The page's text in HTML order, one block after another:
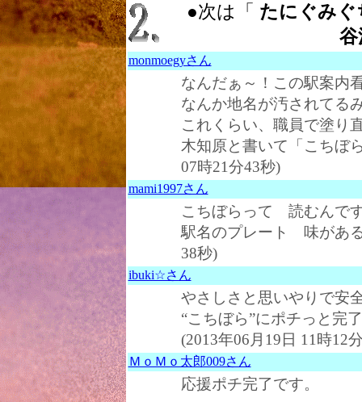
●次は「 たにぐみぐ
谷
monmoegyさん
なんだぁ～！この駅案内
なんか地名が汚されてる
これくらい、職員で塗り
木知原と書いて「こちぼ
07時21分43秒)
mami1997さん
こちぼらって 読むんで
駅名のプレート 味があ
38秒)
ibuki☆さん
やさしさと思いやりで安
“こちぼら”にポチっと完
(2013年06月19日 11時12
ＭｏＭｏ太郎009さん
応援ポチ完了です。